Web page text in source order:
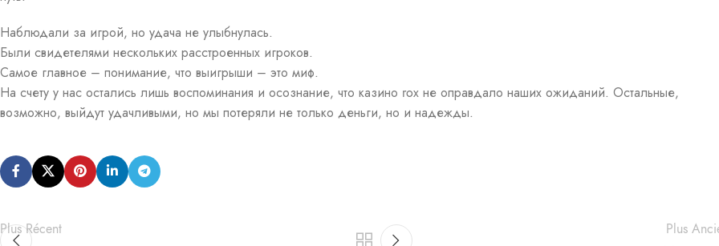
Наблюдали за игрой, но удача не улыбнулась.
Были свидетелями нескольких расстроенных игроков.
Самое главное – понимание, что выигрыши – это миф.
На счету у нас остались лишь воспоминания и осознание, что казино rox не оправдало наших ожиданий. Остальные,
возможно, выйдут удачливыми, но мы потеряли не только деньги, но и надежды.
Plus Récent Plus